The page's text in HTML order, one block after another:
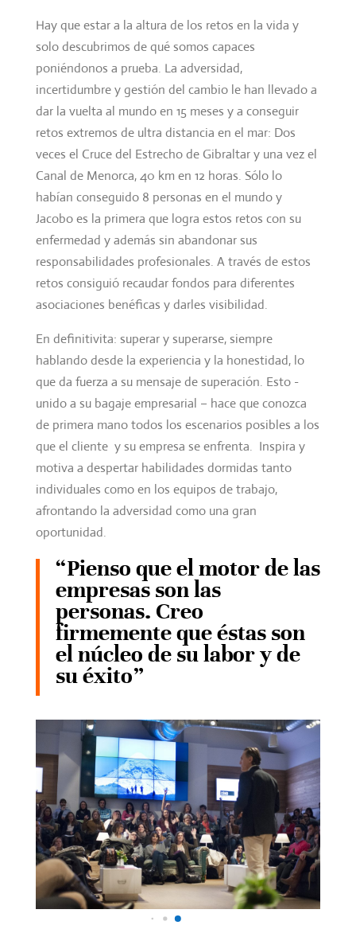
Hay que estar a la altura de los retos en la vida y
solo descubrimos de qué somos capaces
poniéndonos a prueba. La adversidad,
incertidumbre y gestión del cambio le han llevado a
dar la vuelta al mundo en 15 meses y a conseguir
retos extremos de ultra distancia en el mar: Dos
veces el Cruce del Estrecho de Gibraltar y una vez el
Canal de Menorca, 40 km en 12 horas. Sólo lo
habían conseguido 8 personas en el mundo y
Jacobo es la primera que logra estos retos con su
enfermedad y además sin abandonar sus
responsabilidades profesionales. A través de estos
retos consiguió recaudar fondos para diferentes
asociaciones benéficas y darles visibilidad.
En definitivita: superar y superarse, siempre
hablando desde la experiencia y la honestidad, lo
que da fuerza a su mensaje de superación. Esto -
unido a su bagaje empresarial – hace que conozca
de primera mano todos los escenarios posibles a los
que el cliente y su empresa se enfrenta. Inspira y
motiva a despertar habilidades dormidas tanto
individuales como en los equipos de trabajo,
afrontando la adversidad como una gran
oportunidad.
“Pienso que el motor de las
empresas son las
personas. Creo
firmemente que éstas son
el núcleo de su labor y de
su éxito”